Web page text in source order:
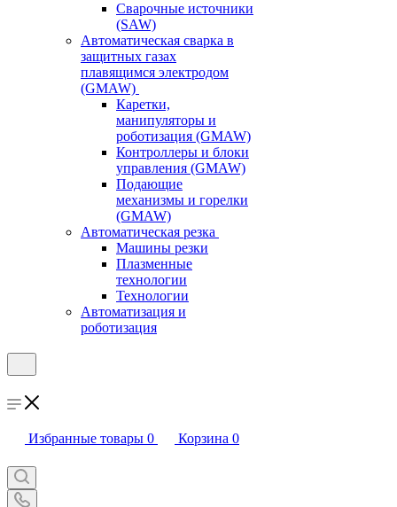
Сварочные источники
(SAW)
Автоматическая сварка в
защитных газах
плавящимся электродом
(GMAW)
Каретки,
манипуляторы и
роботизация (GMAW)
Контроллеры и блоки
управления (GMAW)
Подающие
механизмы и горелки
(GMAW)
Автоматическая резка
Машины резки
Плазменные
технологии
Технологии
Автоматизация и
роботизация
Избранные товары 0 Корзина 0